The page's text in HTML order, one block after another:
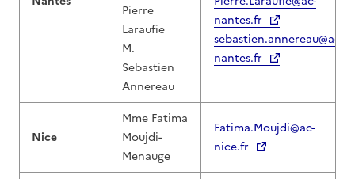
Pierre
Laraufie
M.
Sebastien
Annereau
nantes.fr
sebastien.annereau@ac-
nantes.fr
Nice
Mme Fatima
Moujdi-
Menauge
Fatima.Moujdi@ac-
nice.fr